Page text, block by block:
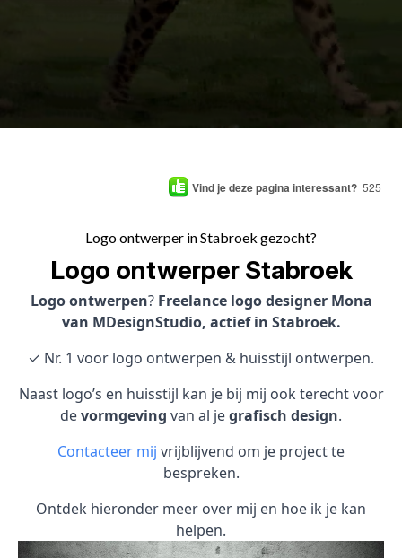
Vind je deze pagina interessant? 525
Logo ontwerper in Stabroek gezocht?
Logo ontwerper Stabroek
Logo ontwerpen? Freelance logo designer Mona
van MDesignStudio, actief in Stabroek.
✓ Nr. 1 voor logo ontwerpen & huisstijl ontwerpen.
Naast logo’s en huisstijl kan je bij mij ook terecht voor
devormgeving van al jegrafisch design.
Contacteer mij vrijblijvend om je project te
bespreken.
Ontdek hieronder meer over mij en hoe ik je kan
helpen.